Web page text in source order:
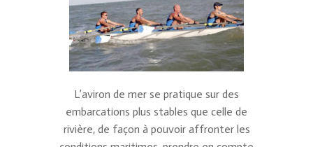
L’aviron de mer se pratique sur des
embarcations plus stables que celle de
rivière, de façon à pouvoir affronter les